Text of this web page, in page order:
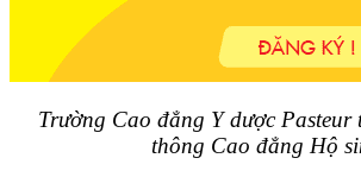
Trường Cao đẳng Y dược Pasteur
thông Cao đẳng Hộ